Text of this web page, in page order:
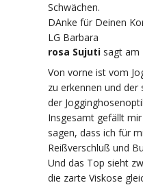
Schwächen.
DAnke für Deinen
LG Barbara
rosa Sujuti sagt am
Von vorne ist vom
zu erkennen und
der
Insgesamt gefällt
sagen, dass ich für
Reißverschluß und
Und das Top sieht
die zarte Viskose